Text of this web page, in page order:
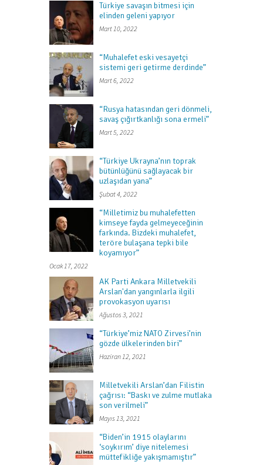
Türkiye savaşın bitmesi için
elinden geleni yapıyor
Mart 10, 2022
“Muhalefet eski vesayetçi
sistemi geri getirme derdinde”
Mart 6, 2022
“Rusya hatasından geri dönmeli,
savaş çığırtkanlığı sona ermeli”
Mart 5, 2022
“Türkiye Ukrayna’nın toprak
bütünlüğünü sağlayacak bir
uzlaşıdan yana”
Şubat 4, 2022
“Milletimiz bu muhalefetten
kimseye fayda gelmeyeceğinin
farkında. Bizdeki muhalefet,
teröre bulaşana tepki bile
koyamıyor”
Ocak 17, 2022
AK Parti Ankara Milletvekili
Arslan'dan yangınlarla ilgili
provokasyon uyarısı
Ağustos 3, 2021
“Türkiye’miz NATO Zirvesi’nin
gözde ülkelerinden biri”
Haziran 12, 2021
Milletvekili Arslan’dan Filistin
çağrısı: “Baskı ve zulme mutlaka
son verilmeli”
Mayıs 13, 2021
“Biden’in 1915 olaylarını
‘soykırım’ diye nitelemesi
müttefikliğe yakışmamıştır”